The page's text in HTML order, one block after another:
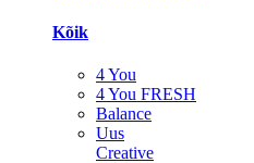
Kõik
4 You
4 You FRESH
Balance
Uus
Creative